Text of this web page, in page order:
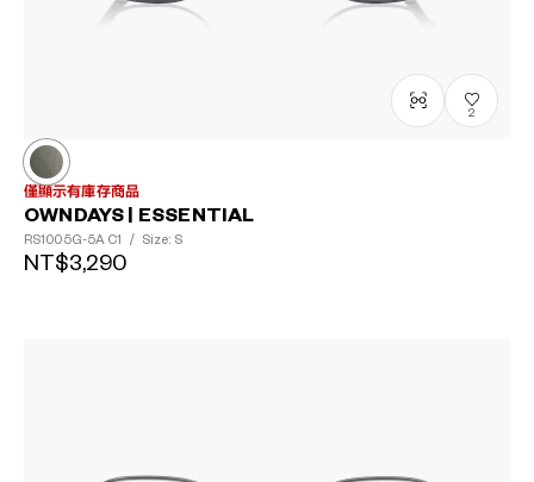
2
僅顯示有庫存商品
OWNDAYS | ESSENTIAL
RS1005G-5A C1 / Size: S
NT$3,290